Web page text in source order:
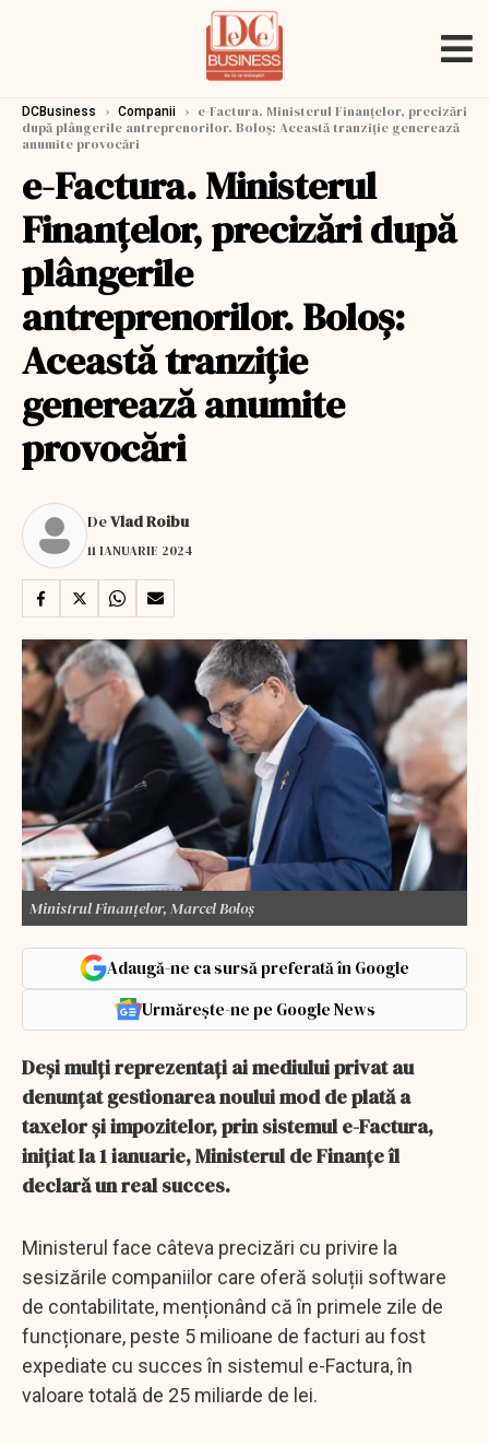
DCBusiness › Companii › e-Factura. Ministerul Finanțelor, precizări
după plângerile antreprenorilor. Boloş: Această tranziție generează
anumite provocări
e-Factura. Ministerul
Finanțelor, precizări după
plângerile
antreprenorilor. Boloş:
Această tranziție
generează anumite
provocări
DeVlad Roibu
11 IANUARIE 2024
Ministrul Finanțelor, Marcel Boloș
Adaugă-ne ca sursă preferată în Google
Urmărește-ne pe Google News
Deși mulți reprezentați ai mediului privat au
denunțat gestionarea noului mod de plată a
taxelor și impozitelor, prin sistemul e-Factura,
inițiat la 1 ianuarie, Ministerul de Finanțe îl
declară un real succes.
Ministerul face câteva precizări cu privire la
sesizările companiilor care oferă soluții software
de contabilitate, menționând că în primele zile de
funcționare, peste 5 milioane de facturi au fost
expediate cu succes în sistemul e-Factura, în
valoare totală de 25 miliarde de lei.